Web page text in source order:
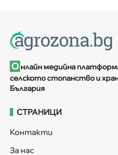
О нлайн медийна
селското стопанство и
България
СТРАНИЦИ
Контакти
За нас